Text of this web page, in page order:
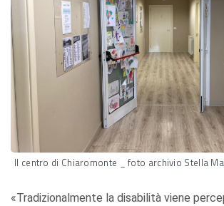
Il centro di Chiaromonte _ foto archivio Stella
«Tradizionalmente la disabilità viene